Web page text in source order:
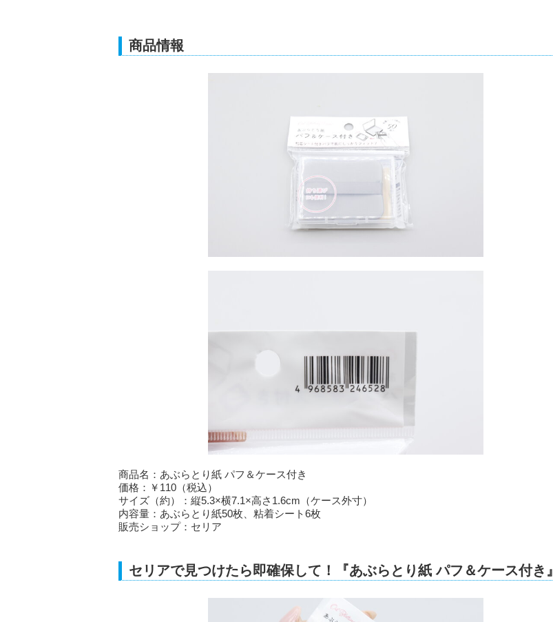
商品情報
商品名：あぶらとり紙 パフ＆ケース付き
価格：￥110（税込）
サイズ（約）：縦5.3×横7.1×高さ1.6cm（ケース外寸）
内容量：あぶらとり紙50枚、粘着シート6枚
販売ショップ：セリア
セリアで見つけたら即確保して！『あぶらとり紙 パフ＆ケース付き』